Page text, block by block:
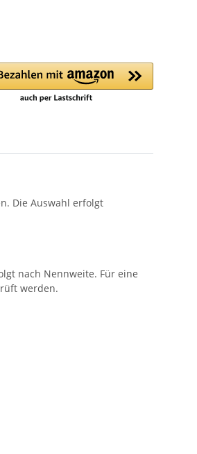
Die Auswahl erfolgt
nach Nennweite. Für eine
werden.